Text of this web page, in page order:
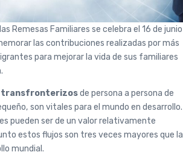
Remesas Familiares se celebra el 16 de junio
las contribuciones realizadas por más
para mejorar la vida de sus familiares
transfronterizosde persona a persona de
son vitales para el mundo en desarrollo.
pueden ser de un valor relativamente
estos flujos son tres veces mayores que la
mundial.